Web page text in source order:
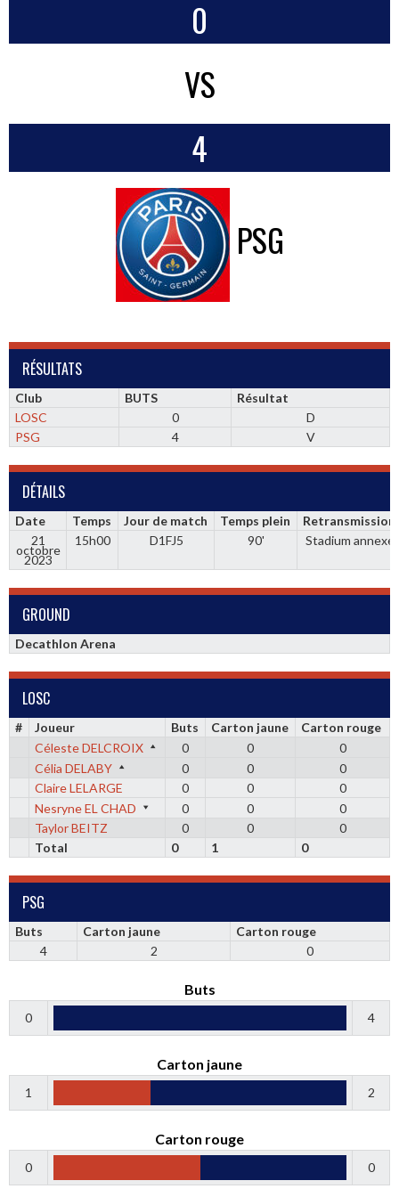
0
VS
4
PSG
RÉSULTATS
Club BUTS
Résultat
LOSC
0
D
PSG
4 V
DÉTAILS
Date Temps Jour de match Temps plein
Retransmission
21
octobre
2023
15h00 D1FJ5 90' Stadium annexe
GROUND
Decathlon Arena
LOSC
# Joueur Buts Carton jaune
Carton rouge
Céleste DELCROIX
0 0
0
Célia DELABY
0 0
0
Claire LELARGE
0 0
0
Nesryne EL CHAD
0 0
0
Taylor BEITZ
0 0
0
Total
0 1 0
PSG
Buts Carton jaune
Carton rouge
4
2 0
Buts
0 4
Carton jaune
1 2
Carton rouge
0 0